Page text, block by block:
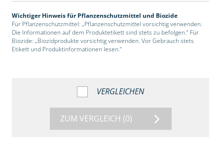
Wichtiger Hinweis für Pflanzenschutzmittel und Biozide
Für Pflanzenschutzmittel: „Pflanzenschutzmittel vorsichtig verwenden.
Die Informationen auf dem Produktetikett sind stets zu befolgen.“ Für
Biozide: „Biozidprodukte vorsichtig verwenden. Vor Gebrauch stets
Etikett und Produktinformationen lesen.“
VERGLEICHEN
ZUM VERGLEICH (0)